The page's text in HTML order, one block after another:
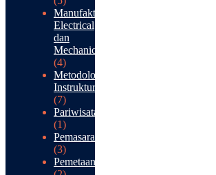
Manufaktur:
Electrical
dan
Mechanical
(4)
Metodologi
Instruktur
(7)
Pariwisata
(1)
Pemasaran
(3)
Pemetaan